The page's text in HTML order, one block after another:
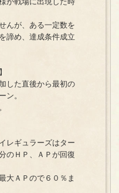
んが、ある一定数を
諦め、達成条件成立
した直後から最初の
ン。
レギュラーズはター
のＨＰ、ＡＰが回復
大ＡＰので６０％ま